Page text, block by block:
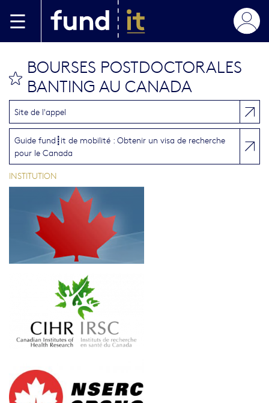
BOURSES POSTDOCTORALES
BANTING AU CANADA
Site de l'appel
Guide fund┋it de mobilité : Obtenir un visa de recherche
pour le Canada
INSTITUTION